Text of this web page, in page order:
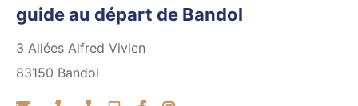
guide au départ de Bandol
3 Allées Alfred Vivien
83150 Bandol